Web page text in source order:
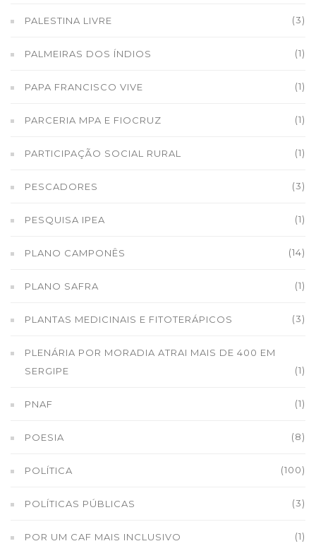
PALESTINA LIVRE (3)
PALMEIRAS DOS ÍNDIOS (1)
PAPA FRANCISCO VIVE (1)
PARCERIA MPA E FIOCRUZ (1)
PARTICIPAÇÃO SOCIAL RURAL (1)
PESCADORES (3)
PESQUISA IPEA (1)
PLANO CAMPONÊS (14)
PLANO SAFRA (1)
PLANTAS MEDICINAIS E FITOTERÁPICOS (3)
PLENÁRIA POR MORADIA ATRAI MAIS DE 400 EM
SERGIPE
(1)
PNAF (1)
POESIA (8)
POLÍTICA (100)
POLÍTICAS PÚBLICAS (3)
POR UM CAF MAIS INCLUSIVO (1)